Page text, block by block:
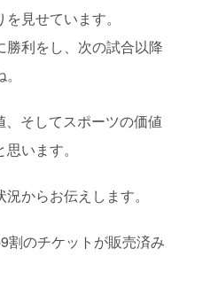
見せています。
勝利をし、次の試合以降
そしてスポーツの価値
います。
からお伝えします。
割のチケットが販売済み